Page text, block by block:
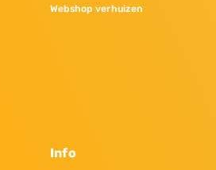
Webshop verhuizen
Info